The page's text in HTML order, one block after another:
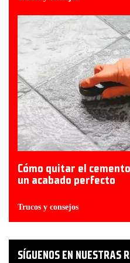
Cómo quitar el
un acabado perfecto
Trucos y consejos
SÍGUENOS EN NUESTRAS